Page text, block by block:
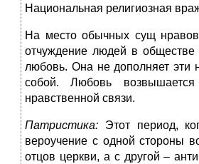
Национальная религиозная
На место обычных сущ
отчуждение людей в обществе
любовь. Она не дополняет эти
собой. Любовь
нравственной связи.
Патристика: Этот период,
вероучение с одной стороны
отцов церкви, а с другой –